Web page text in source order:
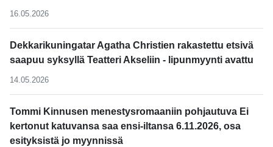
16.05.2026
Dekkarikuningatar Agatha Christien rakastettu etsivä
saapuu syksyllä Teatteri Akseliin - lipunmyynti avattu
14.05.2026
Tommi Kinnusen menestysromaaniin pohjautuva Ei
kertonut katuvansa saa ensi-iltansa 6.11.2026, osa
esityksistä jo myynnissä